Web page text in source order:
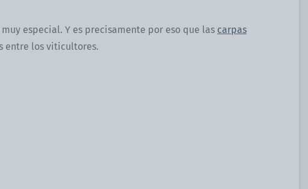
especial. Y es precisamente por eso que las carpas
entre los viticultores.